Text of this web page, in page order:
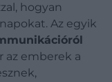
hogyan
Az egyik
az emberek a